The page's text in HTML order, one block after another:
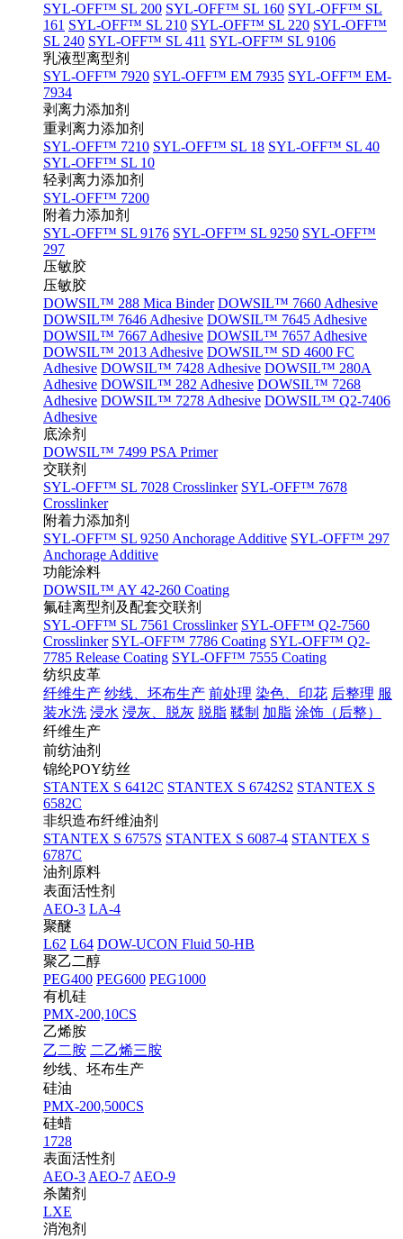
SYL-OFF™ SL 200 SYL-OFF™ SL 160 SYL-OFF™ SL
161 SYL-OFF™ SL 210 SYL-OFF™ SL 220 SYL-OFF™
SL 240 SYL-OFF™ SL 411 SYL-OFF™ SL 9106
乳液型离型剂
SYL-OFF™ 7920 SYL-OFF™ EM 7935 SYL-OFF™ EM-
7934
剥离力添加剂
重剥离力添加剂
SYL-OFF™ 7210 SYL-OFF™ SL 18 SYL-OFF™ SL 40
SYL-OFF™ SL 10
轻剥离力添加剂
SYL-OFF™ 7200
附着力添加剂
SYL-OFF™ SL 9176 SYL-OFF™ SL 9250 SYL-OFF™
297
压敏胶
压敏胶
DOWSIL™ 288 Mica Binder DOWSIL™ 7660 Adhesive
DOWSIL™ 7646 Adhesive DOWSIL™ 7645 Adhesive
DOWSIL™ 7667 Adhesive DOWSIL™ 7657 Adhesive
DOWSIL™ 2013 Adhesive DOWSIL™ SD 4600 FC
Adhesive DOWSIL™ 7428 Adhesive DOWSIL™ 280A
Adhesive DOWSIL™ 282 Adhesive DOWSIL™ 7268
Adhesive DOWSIL™ 7278 Adhesive DOWSIL™ Q2-7406
Adhesive
底涂剂
DOWSIL™ 7499 PSA Primer
交联剂
SYL-OFF™ SL 7028 Crosslinker SYL-OFF™ 7678
Crosslinker
附着力添加剂
SYL-OFF™ SL 9250 Anchorage Additive SYL-OFF™ 297
Anchorage Additive
功能涂料
DOWSIL™ AY 42-260 Coating
氟硅离型剂及配套交联剂
SYL-OFF™ SL 7561 Crosslinker SYL-OFF™ Q2-7560
Crosslinker SYL-OFF™ 7786 Coating SYL-OFF™ Q2-
7785 Release Coating SYL-OFF™ 7555 Coating
纺织皮革
纤维生产 纱线、坯布生产 前处理 染色、印花 后整理 服
装水洗 浸水 浸灰、脱灰 脱脂 鞣制 加脂 涂饰（后整）
纤维生产
前纺油剂
锦纶POY纺丝
STANTEX S 6412C STANTEX S 6742S2 STANTEX S
6582C
非织造布纤维油剂
STANTEX S 6757S STANTEX S 6087-4 STANTEX S
6787C
油剂原料
表面活性剂
AEO-3 LA-4
聚醚
L62 L64 DOW-UCON Fluid 50-HB
聚乙二醇
PEG400 PEG600 PEG1000
有机硅
PMX-200,10CS
乙烯胺
乙二胺 二乙烯三胺
纱线、坯布生产
硅油
PMX-200,500CS
硅蜡
1728
表面活性剂
AEO-3 AEO-7 AEO-9
杀菌剂
LXE
消泡剂